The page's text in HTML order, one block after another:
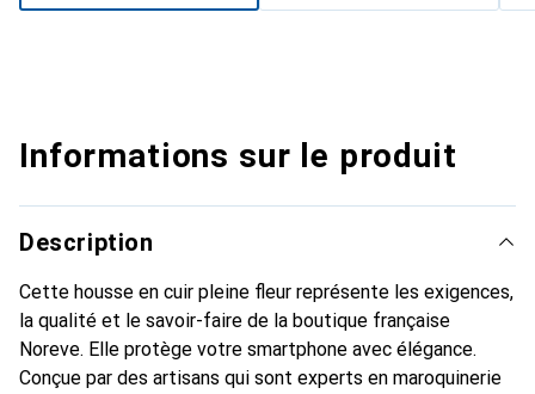
Informations sur le produit
Description
Cette housse en cuir pleine fleur représente les exigences,
la qualité et le savoir-faire de la boutique française
Noreve. Elle protège votre smartphone avec élégance.
Conçue par des artisans qui sont experts en maroquinerie